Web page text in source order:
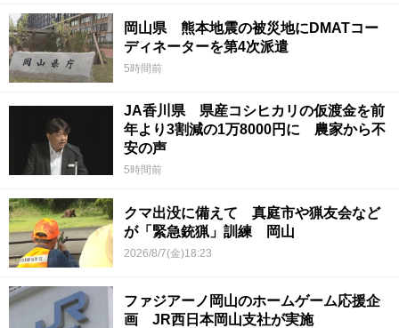
岡山県 熊本地震の被災地にDMATコー
ディネーターを第4次派遣
5時間前
JA香川県 県産コシヒカリの仮渡金を前
年より3割減の1万8000円に 農家から不
安の声
5時間前
クマ出没に備えて 真庭市や猟友会など
が「緊急銃猟」訓練 岡山
2026/8/7(金)18:23
ファジアーノ岡山のホームゲーム応援企
画 JR西日本岡山支社が実施